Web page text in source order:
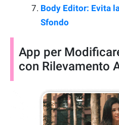
Body Editor: Evita
Sfondo
App per
con Rilevamento